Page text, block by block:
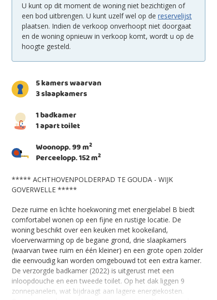
U kunt op dit moment de woning niet bezichtigen of
een bod uitbrengen. U kunt uzelf wel op de reservelijst
plaatsen. Indien de verkoop onverhoopt niet doorgaat
en de woning opnieuw in verkoop komt, wordt u op de
hoogte gesteld.
5 kamers waarvan
3 slaapkamers
1 badkamer
1 apart toilet
Woonopp. 99 m2
Perceelopp. 152 m2
***** ACHTHOVENPOLDERPAD TE GOUDA - WIJK
GOVERWELLE *****
Deze ruime en lichte hoekwoning met energielabel B biedt
comfortabel wonen op een fijne en rustige locatie. De
woning beschikt over een keuken met kookeiland,
vloerverwarming op de begane grond, drie slaapkamers
(waarvan twee ruim en één kleiner) en een grote open zolder
die eenvoudig kan worden omgebouwd tot een extra kamer.
De verzorgde badkamer (2022) is uitgerust met een
inloopdouche en een tweede toilet. Op het dak liggen 9
zonnepanelen, wat bijdraagt aan lagere energiekosten.